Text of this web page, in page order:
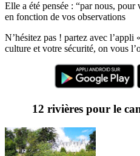
Elle a été pensée : “par nous,
en fonction de vos observations
N’hésitez pas ! partez avec l’appli
culture et votre sécurité, on vous
12 rivières pour le